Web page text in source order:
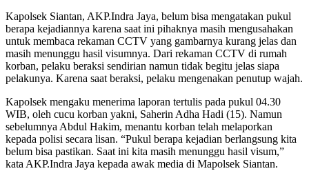
Kapolsek Siantan, AKP.Indra Jaya, belum bisa mengatakan pukul
berapa kejadiannya karena saat ini pihaknya masih mengusahakan
untuk membaca rekaman CCTV yang gambarnya kurang jelas dan
masih menunggu hasil visumnya. Dari rekaman CCTV di rumah
korban, pelaku beraksi sendirian namun tidak begitu jelas siapa
pelakunya. Karena saat beraksi, pelaku mengenakan penutup wajah.
Kapolsek mengaku menerima laporan tertulis pada pukul 04.30
WIB, oleh cucu korban yakni, Saherin Adha Hadi (15). Namun
sebelumnya Abdul Hakim, menantu korban telah melaporkan
kepada polisi secara lisan. “Pukul berapa kejadian berlangsung kita
belum bisa pastikan. Saat ini kita masih menunggu hasil visum,”
kata AKP.Indra Jaya kepada awak media di Mapolsek Siantan.